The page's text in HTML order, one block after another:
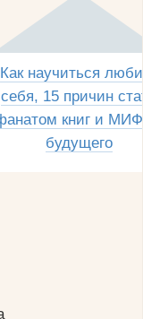
Как научиться
себя, 15 причин
книг и
будущего